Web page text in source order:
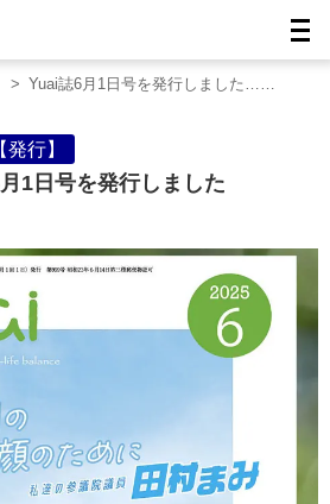
Yuai誌6月1日号を発行しました……
行】
1日号を発行しました